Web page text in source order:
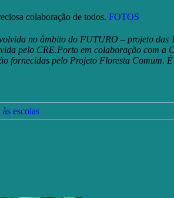
colaboração de todos. FOTOS
no âmbito do FUTURO – projeto das
pelo CRE.Porto em colaboração com a
fornecidas pelo Projeto Floresta Comum.
escolas